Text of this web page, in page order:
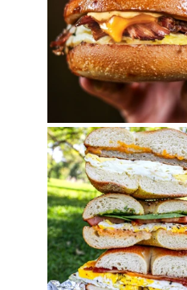
Boston-맛집/여행지 Boulder
Bryce
Cambridge-맛집/여행지
Centerport-맛집/여행지